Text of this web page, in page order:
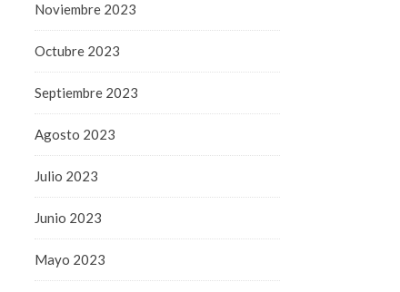
Noviembre 2023
Octubre 2023
Septiembre 2023
Agosto 2023
Julio 2023
Junio 2023
Mayo 2023